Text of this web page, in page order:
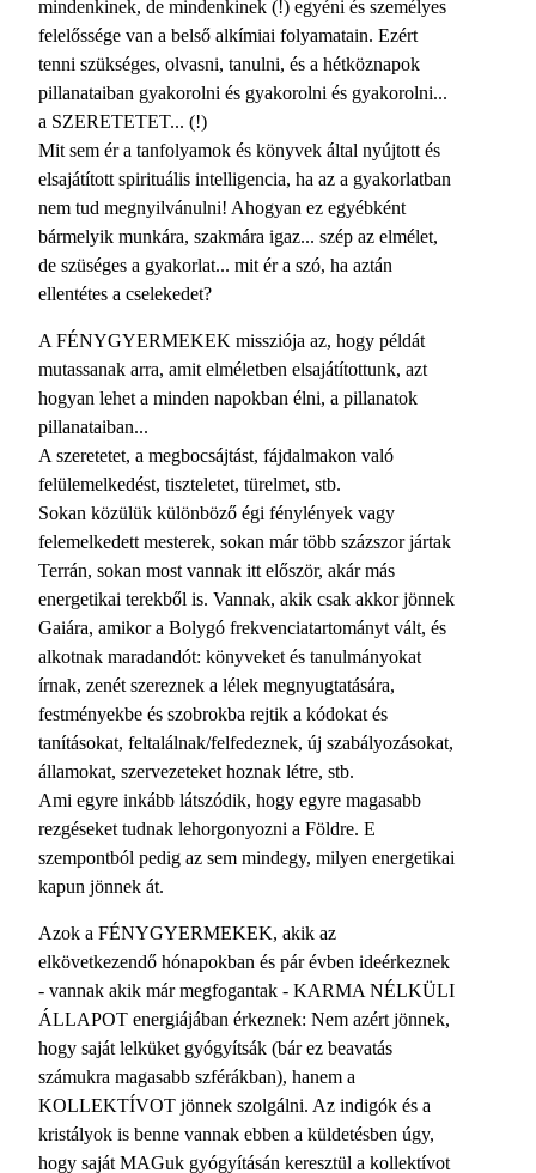
mindenkinek, de mindenkinek (!) egyéni és személyes
felelőssége van a belső alkímiai folyamatain. Ezért
tenni szükséges, olvasni, tanulni, és a hétköznapok
pillanataiban gyakorolni és gyakorolni és gyakorolni...
a SZERETETET... (!)
Mit sem ér a tanfolyamok és könyvek által nyújtott és
elsajátított spirituális intelligencia, ha az a gyakorlatban
nem tud megnyilvánulni! Ahogyan ez egyébként
bármelyik munkára, szakmára igaz... szép az elmélet,
de szüséges a gyakorlat... mit ér a szó, ha aztán
ellentétes a cselekedet?
A FÉNYGYERMEKEK missziója az, hogy példát
mutassanak arra, amit elméletben elsajátítottunk, azt
hogyan lehet a minden napokban élni, a pillanatok
pillanataiban...
A szeretetet, a megbocsájtást, fájdalmakon való
felülemelkedést, tiszteletet, türelmet, stb.
Sokan közülük különböző égi fénylények vagy
felemelkedett mesterek, sokan már több százszor jártak
Terrán, sokan most vannak itt először, akár más
energetikai terekből is. Vannak, akik csak akkor jönnek
Gaiára, amikor a Bolygó frekvenciatartományt vált, és
alkotnak maradandót: könyveket és tanulmányokat
írnak, zenét szereznek a lélek megnyugtatására,
festményekbe és szobrokba rejtik a kódokat és
tanításokat, feltalálnak/felfedeznek, új szabályozásokat,
államokat, szervezeteket hoznak létre, stb.
Ami egyre inkább látszódik, hogy egyre magasabb
rezgéseket tudnak lehorgonyozni a Földre. E
szempontból pedig az sem mindegy, milyen energetikai
kapun jönnek át.
Azok a FÉNYGYERMEKEK, akik az
elkövetkezendő hónapokban és pár évben ideérkeznek
- vannak akik már megfogantak - KARMA NÉLKÜLI
ÁLLAPOT energiájában érkeznek: Nem azért jönnek,
hogy saját lelküket gyógyítsák (bár ez beavatás
számukra magasabb szférákban), hanem a
KOLLEKTÍVOT jönnek szolgálni. Az indigók és a
kristályok is benne vannak ebben a küldetésben úgy,
hogy saját MAGuk gyógyításán keresztül a kollektívot